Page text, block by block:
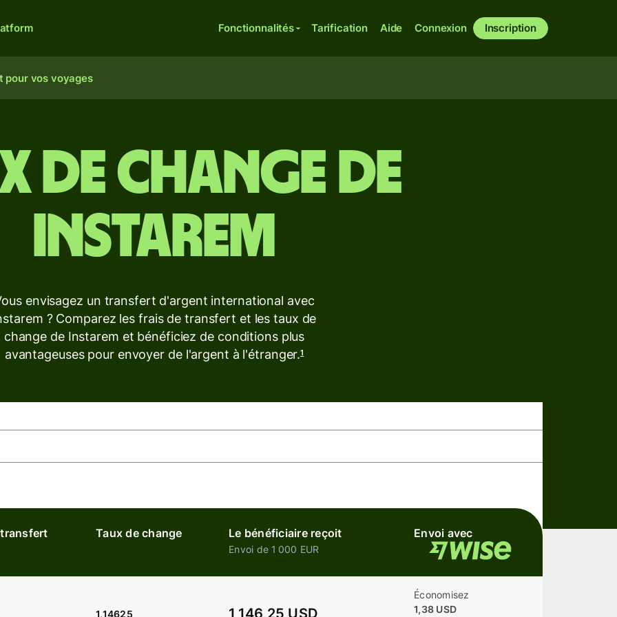
Fonctionnalités Tarification Aide Connexion Inscription
pour vos voyages
de change de
Instarem
envisagez un transfert d'argent international avec
? Comparez les frais de transfert et les taux de
change de Instarem et bénéficiez de conditions plus
avantageuses pour envoyer de l'argent à l'étranger.1
Taux de change Le bénéficiaire reçoit
Envoi de 1 000 EUR
Envoi avec
1,14625 1 146,25 USD
Économisez
1,38 USD